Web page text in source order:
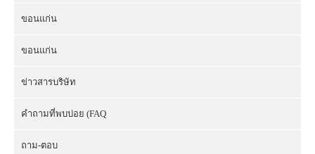
ขอนแก่น
ขอนแก่น
ข่าวสารบริษัท
คำถามที่พบบ่อย (FAQ
ถาม-ตอบ